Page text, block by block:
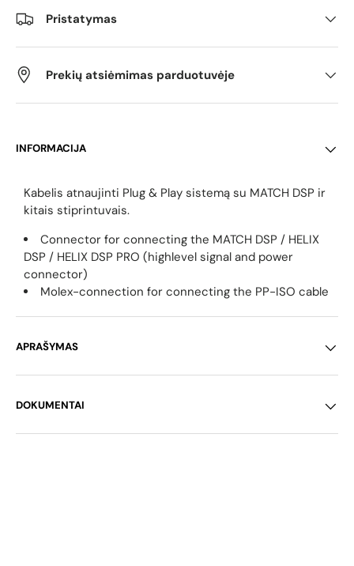
Pristatymas
Prekių atsiėmimas parduotuvėje
INFORMACIJA
Kabelis atnaujinti Plug & Play sistemą su MATCH DSP ir
kitais stiprintuvais.
Connector for connecting the MATCH DSP / HELIX
DSP / HELIX DSP PRO (highlevel signal and power
connector)
Molex-connection for connecting the PP-ISO cable
APRAŠYMAS
DOKUMENTAI